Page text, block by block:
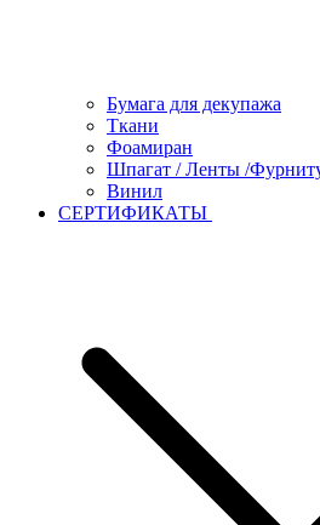
Бумага для декупажа
Ткани
Фоамиран
Шпагат / Ленты /
Винил
СЕРТИФИКАТЫ